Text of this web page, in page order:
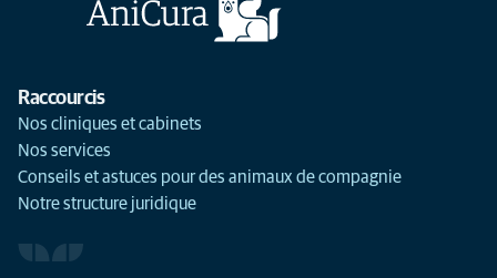
Raccourcis
Nos cliniques et cabinets
Nos services
Conseils et astuces pour des animaux de compagnie
Notre structure juridique